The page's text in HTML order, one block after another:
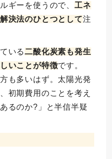
ギーを使うので、 工ネ
決法のひとつとして注
いる二酸化炭素も発生
いことが特徴です。
も多いはず。太陽光発
初期費用のことを考え
るのか?」と半信半疑